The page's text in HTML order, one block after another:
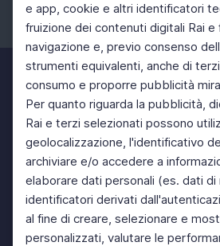
e app, cookie e altri identificatori
fruizione dei contenuti digitali Rai e
navigazione e, previo consenso
strumenti equivalenti, anche di
consumo e proporre pubblicità
Per quanto riguarda la pubblicità,
Rai e terzi selezionati possono
geolocalizzazione, l'identificativo
archiviare e/o accedere a
elaborare dati personali (es. dati di
identificatori derivati
al fine di creare, selezionare e
personalizzati, valutare le
Facebook Instagram